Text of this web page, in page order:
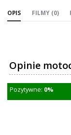
OPIS FILMY (0)
Opinie
Pozytywne: 0%